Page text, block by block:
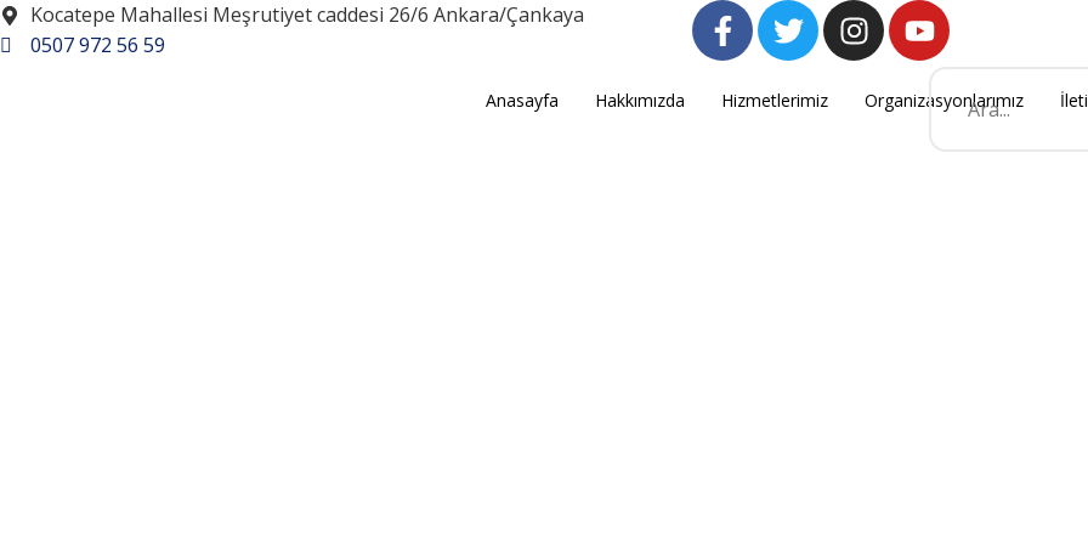
Kocatepe Mahallesi Meşrutiyet caddesi 26/6 Ankara/Çankaya
0507 972 56 59
Anasayfa Hakkımızda Hizmetlerimiz Organizasyonlarımız